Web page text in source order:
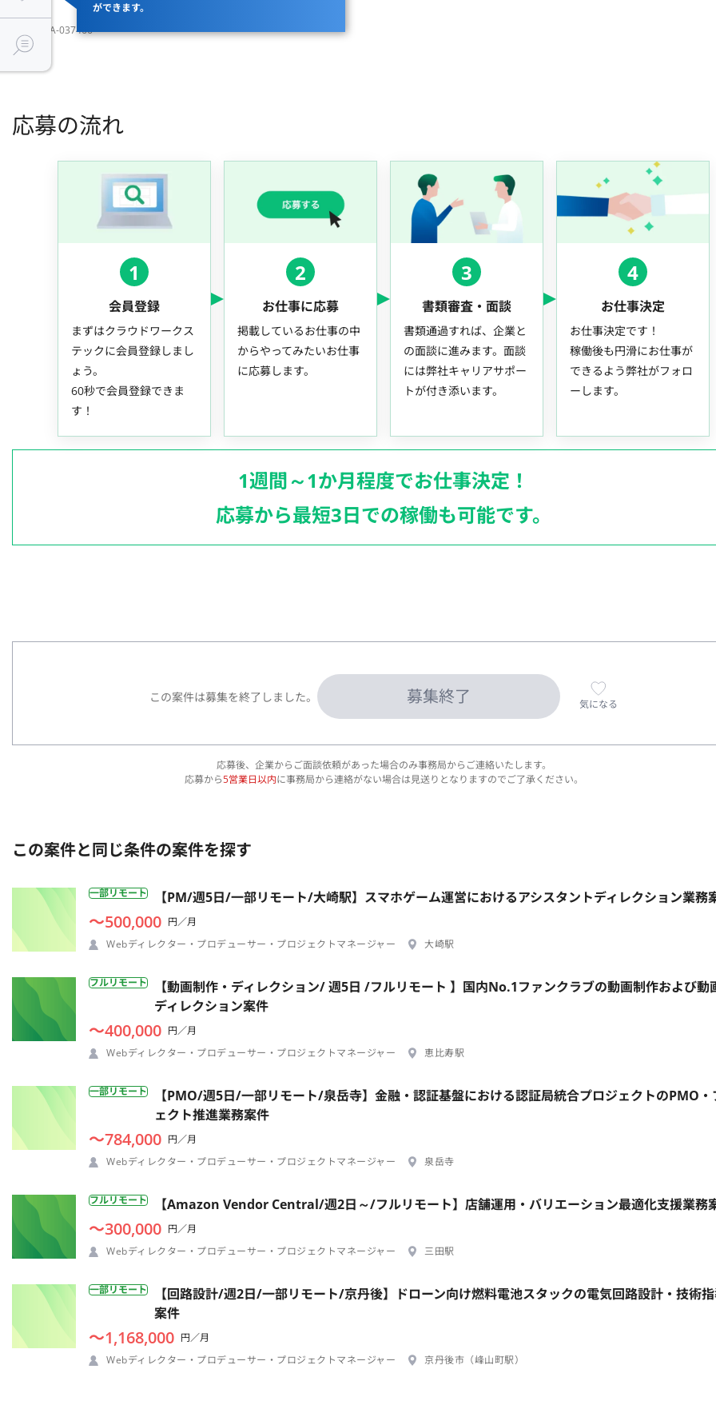
ができます。
JOBID：JA-037466
応募の流れ
1
会員登録
まずはクラウドワークス
テックに会員登録しまし
ょう。
60秒で会員登録できま
す！
2
お仕事に応募
掲載しているお仕事の中
からやってみたいお仕事
に応募します。
3
書類審査・面談
書類通過すれば、企業と
の面談に進みます。面談
には弊社キャリアサポー
トが付き添います。
4
お仕事決定
お仕事決定です！
稼働後も円滑にお仕事が
できるよう弊社がフォロ
ーします。
1週間～1か月程度でお仕事決定！
応募から最短3日での稼働も可能です。
この案件は募集を終了しました。 募集終了 気になる
応募後、企業からご面談依頼があった場合のみ事務局からご連絡いたします。
応募から5営業日以内に事務局から連絡がない場合は見送りとなりますのでご了承ください。
この案件と同じ条件の案件を探す
一部リモート 【PM/週5日/一部リモート/大崎駅】スマホゲーム運営におけるアシスタントディレクション業務
〜500,000 円／月
Webディレクター・プロデューサー・プロジェクトマネージャー
大崎駅
フルリモート
【動画制作・ディレクション/ 週5日 /フルリモート 】国内No.1ファンクラブの動画制作および動
ディレクション案件
〜400,000 円／月
Webディレクター・プロデューサー・プロジェクトマネージャー
恵比寿駅
一部リモート
【PMO/週5日/一部リモート/泉岳寺】金融・認証基盤における認証局統合プロジェクトのPMO・
ェクト推進業務案件
〜784,000 円／月
Webディレクター・プロデューサー・プロジェクトマネージャー
泉岳寺
フルリモート 【Amazon Vendor Central/週2日～/フルリモート】店舗運用・バリエーション最適化支援業務
〜300,000 円／月
Webディレクター・プロデューサー・プロジェクトマネージャー
三田駅
一部リモート
【回路設計/週2日/一部リモート/京丹後】ドローン向け燃料電池スタックの電気回路設計・技術
案件
〜1,168,000 円／月
Webディレクター・プロデューサー・プロジェクトマネージャー
京丹後市（峰山町駅）